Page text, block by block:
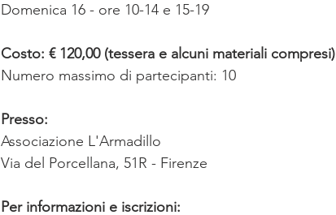
Domenica 16 - ore 10-14 e 15-19
Costo: € 120,00 (tessera e alcuni materiali compresi)
Numero massimo di partecipanti: 10
Presso:
Associazione L'Armadillo
Via del Porcellana, 51R - Firenze
Per informazioni e iscrizioni: